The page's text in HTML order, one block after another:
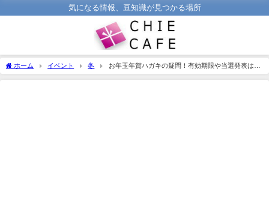
気になる情報、豆知識が見つかる場所
ホーム イベント 冬
お年玉年賀ハガキの疑問！有効期限や当選発表はい
つ？